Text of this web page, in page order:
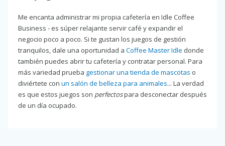
Me encanta administrar mi propia cafetería en Idle Coffee
Business - es súper relajante servir café y expandir el
negocio poco a poco. Si te gustan los juegos de gestión
tranquilos, dale una oportunidad a Coffee Master Idle donde
también puedes abrir tu cafetería y contratar personal. Para
más variedad prueba gestionar una tienda de mascotas o
diviértete con un salón de belleza para animales... La verdad
es que estos juegos son perfectospara desconectar después
de un día ocupado.